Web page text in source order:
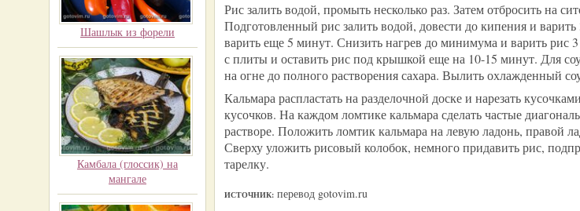
Шашлык из форели
Камбала (глоссик) на
мангале
Рис залить водой, промыть несколько раз. Затем отбросить на
Подготовленный рис залить водой, довести до кипения и
варить еще 5 минут. Снизить нагрев до минимума и варить
с плиты и оставить рис под крышкой еще на 10-15 минут. Для
на огне до полного растворения сахара. Вылить охлажденный
Кальмара распластать на разделочной доске и нарезать
кусочков. На каждом ломтике кальмара сделать частые
растворе. Положить ломтик кальмара на левую ладонь, правой
Сверху уложить рисовый колобок, немного придавить рис,
тарелку.
ИСТОЧНИК: перевод gotovim.ru